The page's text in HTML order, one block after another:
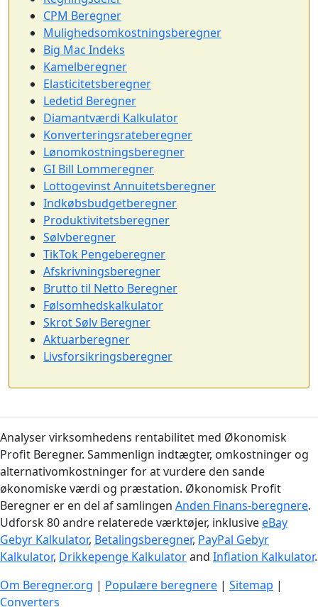
CPM Beregner
Mulighedsomkostningsberegner
Big Mac Indeks
Kamelberegner
Elasticitetsberegner
Ledetid Beregner
Diamantværdi Kalkulator
Konverteringsrateberegner
Lønomkostningsberegner
GI Bill Lommeregner
Lottogevinst Annuitetsberegner
Indkøbsbudgetberegner
Produktivitetsberegner
Sølvberegner
TikTok Pengeberegner
Afskrivningsberegner
Brutto til Netto Beregner
Følsomhedskalkulator
Skrot Sølv Beregner
Aktuarberegner
Livsforsikringsberegner
Analyser virksomhedens rentabilitet med Økonomisk
Profit Beregner. Sammenlign indtægter, omkostninger og
alternativomkostninger for at vurdere den sande
økonomiske værdi og præstation. Økonomisk Profit
Beregner er en del af samlingen Anden Finans-beregnere.
Udforsk 80 andre relaterede værktøjer, inklusiveeBay
Gebyr Kalkulator, Betalingsberegner, PayPal Gebyr
Kalkulator, Drikkepenge Kalkulatorand Inflation Kalkulator.
Om Beregner.org | Populære beregnere | Sitemap |
Converters